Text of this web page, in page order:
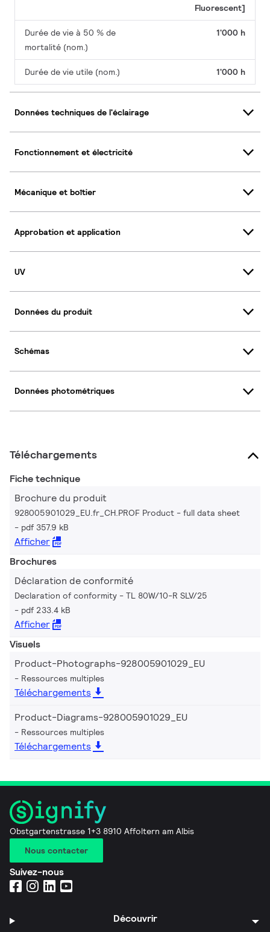
Fluorescent]
Durée de vie à 50 % de
mortalité (nom.)
1'000 h
Durée de vie utile (nom.) 1'000 h
Données techniques de l'éclairage
Fonctionnement et électricité
Mécanique et boîtier
Approbation et application
UV
Données du produit
Schémas
Données photométriques
Téléchargements
Fiche technique
Brochure du produit
928005901029_EU.fr_CH.PROF Product - full data sheet
pdf 357.9 kB
Afficher
Brochures
Déclaration de conformité
Declaration of conformity - TL 80W/10-R SLV/25
pdf 233.4 kB
Afficher
Visuels
Product-Photographs-928005901029_EU
Ressources multiples
Téléchargements
Product-Diagrams-928005901029_EU
Ressources multiples
Téléchargements
Obstgartenstrasse 1+3 8910 Affoltern am Albis
Nous contacter
Suivez-nous
Découvrir